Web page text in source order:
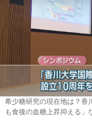
希少糖研究の現在地は？
も食後の血糖上昇抑える」